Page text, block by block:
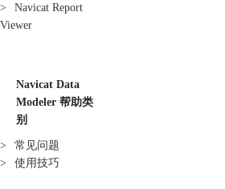
>
Navicat Report
Viewer
Navicat Data
Modeler 帮助类
别
>
常见问题
>
使用技巧